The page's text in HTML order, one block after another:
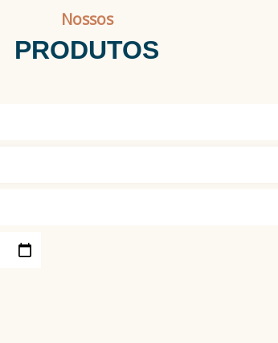
Nossos
PRODUTOS